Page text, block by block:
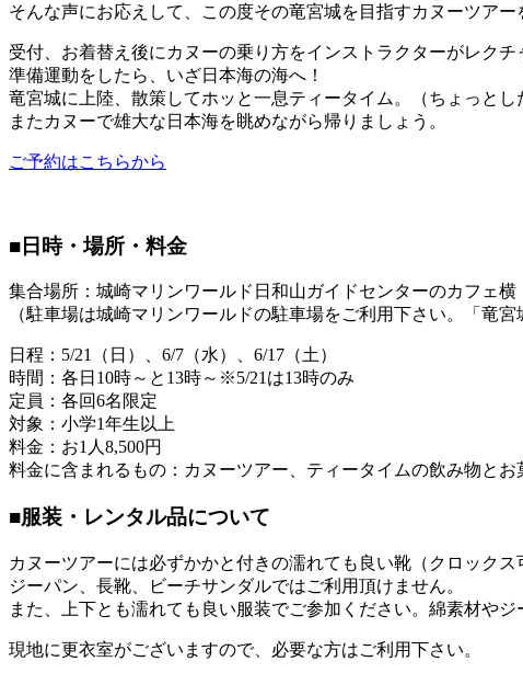
そんな声にお応えして、この度その竜宮城を目指すカヌーツア
受付、お着替え後にカヌーの乗り方をインストラクターがレクチ
準備運動をしたら、いざ日本海の海へ！
竜宮城に上陸、散策してホッと一息ティータイム。（ちょっと
またカヌーで雄大な日本海を眺めながら帰りましょう。
ご予約はこちらから
■日時・場所・料金
集合場所：城崎マリンワールド日和山ガイドセンターのカフェ横
（駐車場は城崎マリンワールドの駐車場をご利用下さい。「竜
日程：5/21（日）、6/7（水）、6/17（土）
時間：各日10時～と13時～※5/21は13時のみ
定員：各回6名限定
対象：小学1年生以上
料金：お1人8,500円
料金に含まれるもの：カヌーツアー、ティータイムの飲み物とお
■服装・レンタル品について
カヌーツアーには必ずかかと付きの濡れても良い靴（クロックス
ジーパン、長靴、ビーチサンダルではご利用頂けません。
また、上下とも濡れても良い服装でご参加ください。綿素材や
現地に更衣室がございますので、必要な方はご利用下さい。